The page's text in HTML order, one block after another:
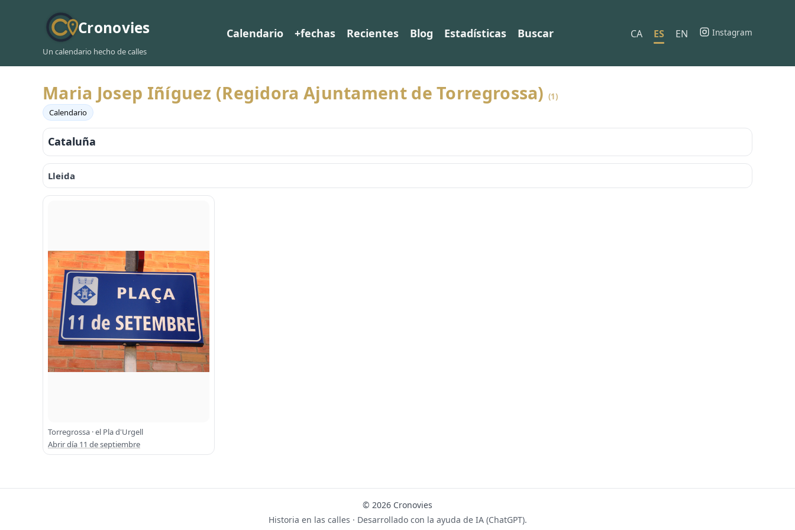
Cronovies
Un calendario hecho de calles
Calendario +fechas Recientes Blog Estadísticas Buscar CA ES EN Instagram
Maria Josep Iñíguez (Regidora Ajuntament de Torregrossa)(1)
Calendario
Cataluña
Lleida
Torregrossa · el Pla d'Urgell
Abrir día 11 de septiembre
© 2026 Cronovies
Historia en las calles · Desarrollado con la ayuda de IA (ChatGPT).